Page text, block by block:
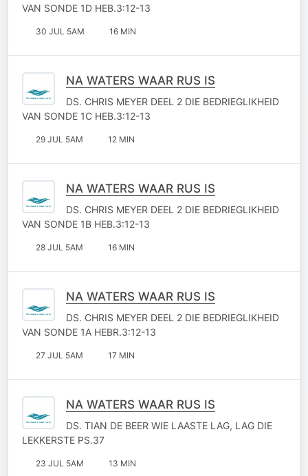
VAN SONDE 1D HEB.3:12-13
30 JUL 5AM 16 MIN
NA WATERS WAAR RUS IS
DS. CHRIS MEYER DEEL 2 DIE BEDRIEGLIKHEID
VAN SONDE 1C HEB.3:12-13
29 JUL 5AM 12 MIN
NA WATERS WAAR RUS IS
DS. CHRIS MEYER DEEL 2 DIE BEDRIEGLIKHEID
VAN SONDE 1B HEB.3:12-13
28 JUL 5AM 16 MIN
NA WATERS WAAR RUS IS
DS. CHRIS MEYER DEEL 2 DIE BEDRIEGLIKHEID
VAN SONDE 1A HEBR.3:12-13
27 JUL 5AM 17 MIN
NA WATERS WAAR RUS IS
DS. TIAN DE BEER WIE LAASTE LAG, LAG DIE
LEKKERSTE PS.37
23 JUL 5AM 13 MIN